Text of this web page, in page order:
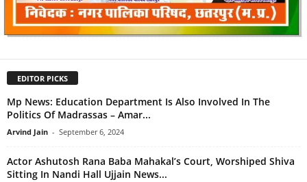
EDITOR PICKS
Mp News: Education Department Is Also Involved In The
Politics Of Madrassas – Amar...
Arvind Jain - September 6, 2024
Actor Ashutosh Rana Baba Mahakal’s Court, Worshiped Shiva
Sitting In Nandi Hall Ujjain News...